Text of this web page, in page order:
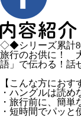
◇◆シリーズ累計
旅行のお供に！
語」で伝わる！話
【こんな方におす
・ハングルは読め
・旅行前に、簡単
・短時間でパッと